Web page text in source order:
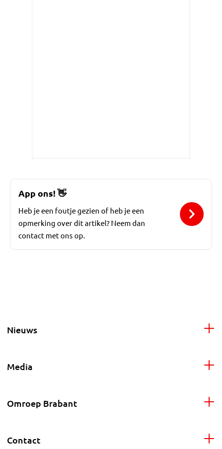
App ons! 👋
Heb je een foutje gezien of heb je een
opmerking over dit artikel? Neem dan
contact met ons op.
Nieuws
Media
Omroep Brabant
Contact